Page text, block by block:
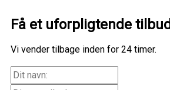
Få et uforpligtende tilbud
Vi vender tilbage inden for 24 timer.